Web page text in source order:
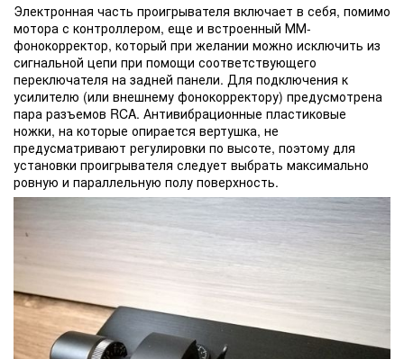
Электронная часть проигрывателя включает в себя, помимо
мотора с контроллером, еще и встроенный ММ-
фонокорректор, который при желании можно исключить из
сигнальной цепи при помощи соответствующего
переключателя на задней панели. Для подключения к
усилителю (или внешнему фонокорректору) предусмотрена
пара разъемов RCA. Антивибрационные пластиковые
ножки, на которые опирается вертушка, не
предусматривают регулировки по высоте, поэтому для
установки проигрывателя следует выбрать максимально
ровную и параллельную полу поверхность.